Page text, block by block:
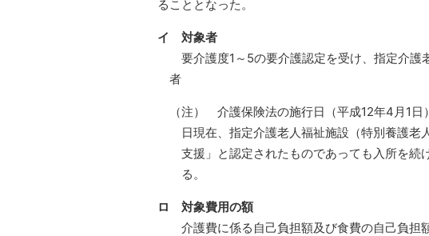
ることとなった。
イ
対象者
要介護度1～5の要介護認定を受け、指定介護
者
（注） 介護保険法の施行日（平成12年4月1
日現在、指定介護老人福祉施設（特別養護
支援」と認定されたものであっても入所を続
る。
ロ
対象費用の額
介護費に係る自己負担額及び食費の自己負担